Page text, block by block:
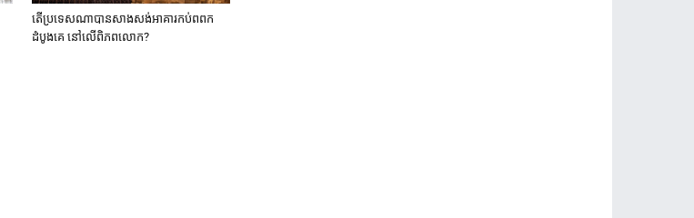
តើប្រទេសណាបានសាងសង់អាគារកប់ពពក
ដំបូងគេ នៅលើពិភពលោក?